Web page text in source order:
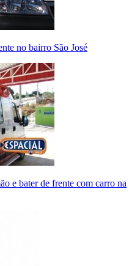
no bairro São José
e bater de frente com carro na